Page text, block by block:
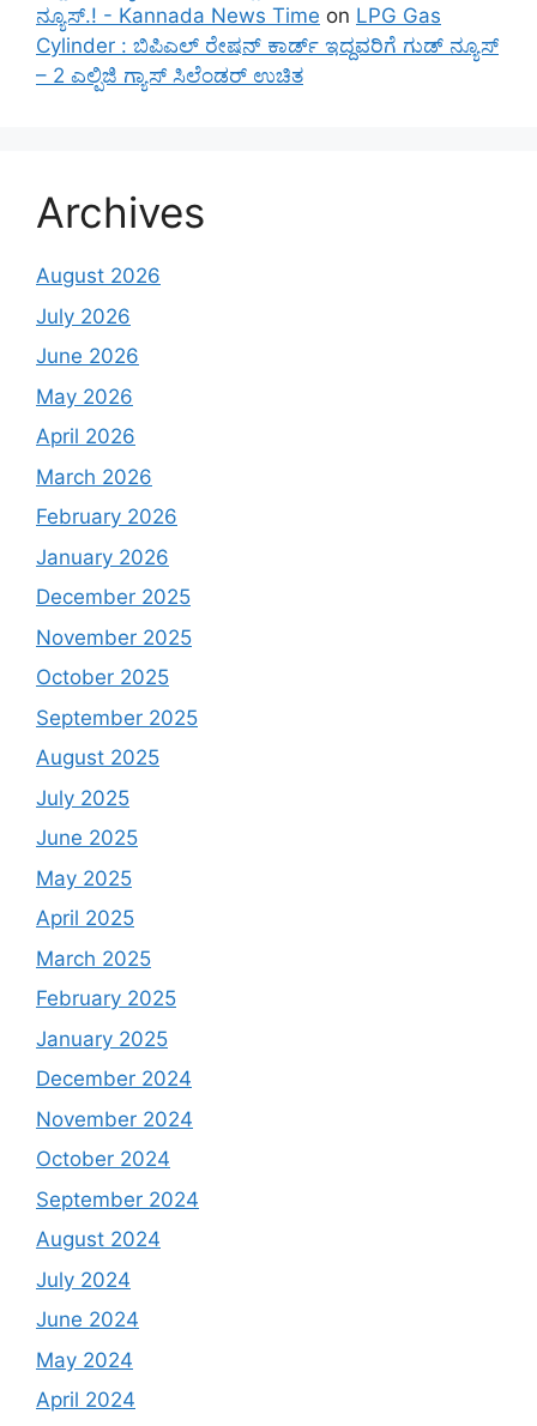
ನ್ಯೂಸ್.! - Kannada News Time on LPG Gas
Cylinder : ಬಿಪಿಎಲ್ ರೇಷನ್ ಕಾರ್ಡ್ ಇದ್ದವರಿಗೆ ಗುಡ್ ನ್ಯೂಸ್
– 2 ಎಲ್ಪಿಜಿ ಗ್ಯಾಸ್ ಸಿಲೆಂಡರ್ ಉಚಿತ
Archives
August 2026
July 2026
June 2026
May 2026
April 2026
March 2026
February 2026
January 2026
December 2025
November 2025
October 2025
September 2025
August 2025
July 2025
June 2025
May 2025
April 2025
March 2025
February 2025
January 2025
December 2024
November 2024
October 2024
September 2024
August 2024
July 2024
June 2024
May 2024
April 2024